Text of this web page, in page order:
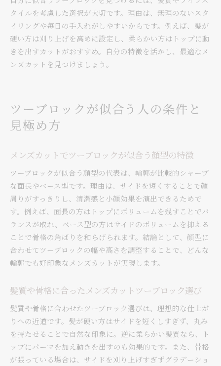
法
ノーセットでも映えるショートツーブロックの
魅力
40代メンズカットツーブロックの簡単ケア術
毎朝ラクなメンズカットツーブロックのポイン
メンズカットで大人の余裕を醸すツーブロック
マッシュ
ツーブロックマッシュの柔らかな印象と魅力
シュ
ノーセットでも垢抜けるツーブロックマッシュ
のコツ
パーマと合わせたツーブロックマッシュの楽し
み方
40代男性におすすめのツーブロックスタイル
ロック
ノーセットでも清潔感が続く40代ツーブロック
ビジネスで好印象な40代メンズカットツーブロ
ック
タイルを考慮した選択が大切です。理由は、無理のないスタ
イリングや毎日の手入れがしやすいからです。例えば、髪が
硬い方は刈り上げを高めに設定し、柔らかい方はトップに動
きを出すカットがおすすめ。自分の特徴を活かし、最適なメ
ンズカットを見つけましょう。
ツーブロックが似合う人の条件と
見極め方
メンズカットでツーブロックが似合う顔型の特徴
ツーブロックが似合う顔型の代表は、輪郭が比較的シャープ
な面長やベース型です。理由は、サイドを短くすることで顔
周りがすっきりし、清潔感と小顔効果を演出できるためで
す。例えば、面長の方はトップにボリュームを残すことでバ
ランスが取れ、ベース型の方はサイドのボリュームを抑える
ことで骨格の角ばりを和らげられます。結論として、顔型に
合わせてツーブロックの幅や高さを調整することで、どんな
輪郭でも好印象なメンズカットが実現します。
髪質や骨格に合ったメンズカットツーブロック選び
髪質や骨格に合わせたツーブロック選びは、理想的な仕上が
りへの近道です。髪が硬い方はサイドを短くしすぎず、丸み
を持たせることで自然な印象に。逆に柔らかい髪質なら、ト
ップにパーマを加え動きを出すのも効果的です。また、骨格
が張っている場合は、サイドを刈り上げすぎずグラデーショ